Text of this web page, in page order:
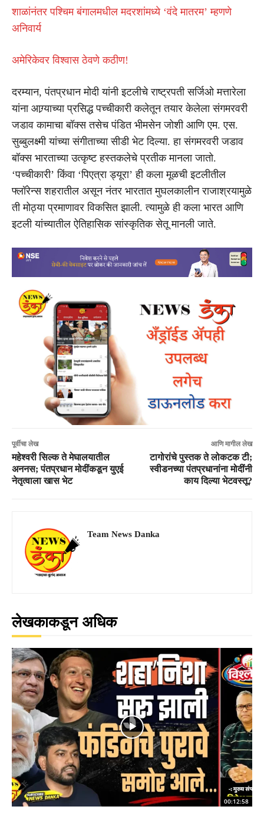
शाळांनंतर पश्चिम बंगालमधील मदरशांमध्ये ‘वंदे मातरम’ म्हणणे
अनिवार्य
अमेरिकेवर विश्वास ठेवणे कठीण!
दरम्यान, पंतप्रधान मोदी यांनी इटलीचे राष्ट्रपती सर्जिओ मत्तारेला
यांना आग्र्याच्या प्रसिद्ध पच्चीकारी कलेतून तयार केलेला संगमरवरी
जडाव कामाचा बॉक्स तसेच पंडित भीमसेन जोशी आणि एम. एस.
सुब्बुलक्ष्मी यांच्या संगीताच्या सीडी भेट दिल्या. हा संगमरवरी जडाव
बॉक्स भारताच्या उत्कृष्ट हस्तकलेचे प्रतीक मानला जातो.
‘पच्चीकारी’ किंवा ‘पिएत्रा ड्यूरा’ ही कला मूळची इटलीतील
फ्लॉरेन्स शहरातील असून नंतर भारतात मुघलकालीन राजाश्रयामुळे
ती मोठ्या प्रमाणावर विकसित झाली. त्यामुळे ही कला भारत आणि
इटली यांच्यातील ऐतिहासिक सांस्कृतिक सेतू मानली जाते.
पूर्वीचा लेख
महेश्वरी सिल्क ते मेघालयातील
अननस; पंतप्रधान मोदींकडून युएई
नेतृत्वाला खास भेट
आणि मागील लेख
टागोरांचे पुस्तक ते लोकटक टी;
स्वीडनच्या पंतप्रधानांना मोदींनी
काय दिल्या भेटवस्तू?
Team News Danka
लेखकाकडून अधिक
00:12:58